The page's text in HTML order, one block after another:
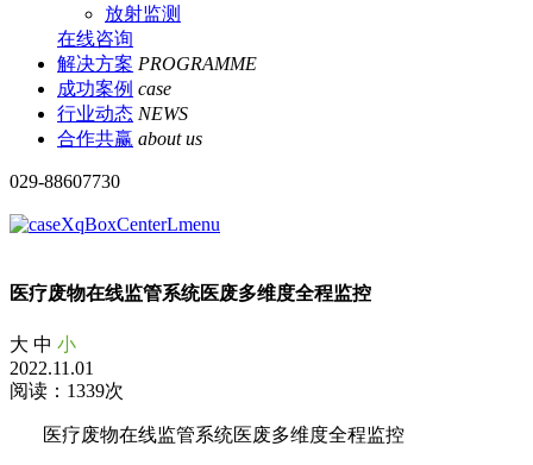
放射监测
在线咨询
解决方案 PROGRAMME
成功案例 case
行业动态 NEWS
合作共赢 about us
029-88607730
医疗废物在线监管系统医废多维度全程监控
大 中 小
2022.11.01
阅读：1339次
医疗废物在线监管系统医废多维度全程监控